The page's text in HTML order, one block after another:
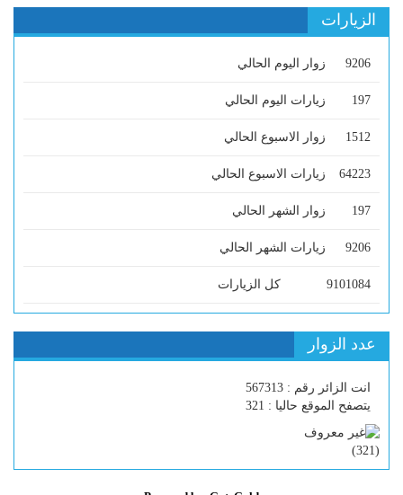
الزيارات
9206 زوار اليوم الحالي
197 زيارات اليوم الحالي
1512 زوار الاسبوع الحالي
64223 زيارات الاسبوع الحالي
197 زوار الشهر الحالي
9206 زيارات الشهر الحالي
9101084 كل الزيارات
عدد الزوار
انت الزائر رقم : 567313
يتصفح الموقع حاليا : 321
(
321
)